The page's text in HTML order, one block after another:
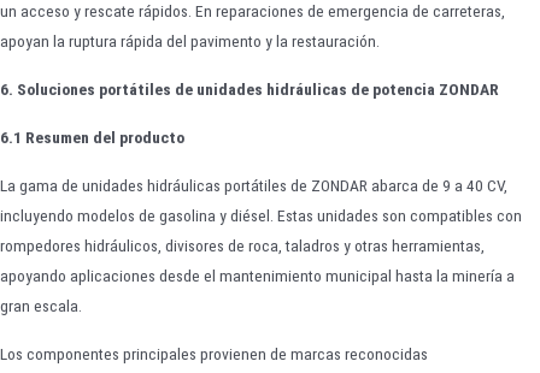
un acceso y rescate rápidos. En reparaciones de emergencia de carreteras,
apoyan la ruptura rápida del pavimento y la restauración.
6. Soluciones portátiles de unidades hidráulicas de potencia ZONDAR
6.1 Resumen del producto
La gama de unidades hidráulicas portátiles de ZONDAR abarca de 9 a 40 CV,
incluyendo modelos de gasolina y diésel. Estas unidades son compatibles con
rompedores hidráulicos, divisores de roca, taladros y otras herramientas,
apoyando aplicaciones desde el mantenimiento municipal hasta la minería a
gran escala.
Los componentes principales provienen de marcas reconocidas